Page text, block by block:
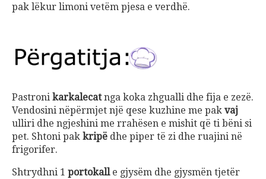
pak lëkur limoni vetëm pjesa e verdhë.
Pastroni karkalecatnga koka zhgualli dhe fija e zezë.
Vendosini nëpërmjet një qese kuzhine me pak vaj
ulliri dhe ngjeshini me rrahësen e mishit që ti bëni si
pet. Shtoni pak kripë dhe piper të zi dhe ruajini në
frigorifer.
Shtrydhni 1 portokalle gjysëm dhe gjysmën tjetër